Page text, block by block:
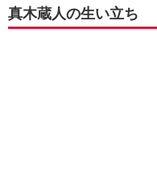
真木蔵人の生い立ち